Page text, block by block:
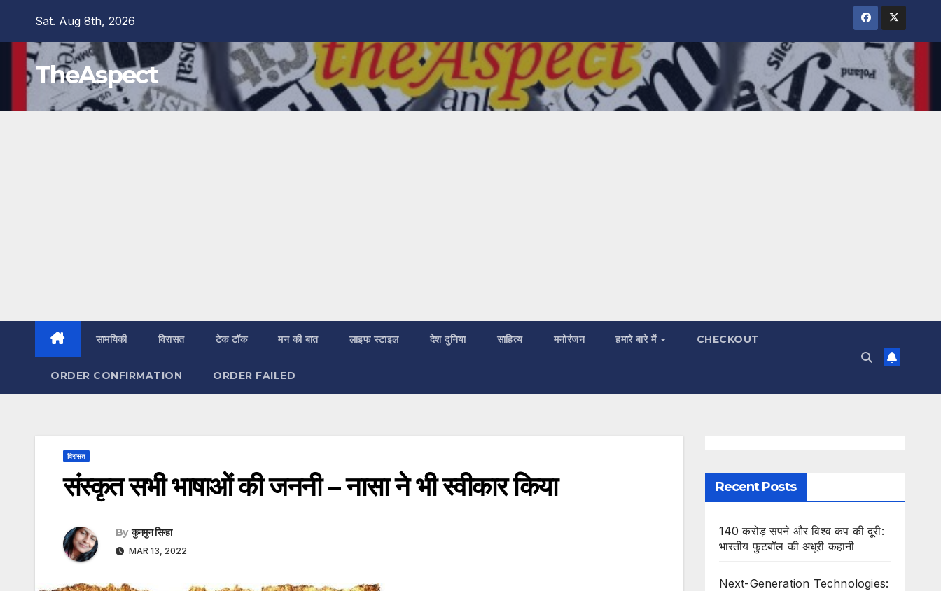
content
Sat. Aug 8th, 2026
TheAspect
सामयिकी विरासत टेक टॉक मन की बात लाइफ स्टाइल देश दुनिया साहित्य मनोरंजन हमारे बारे में CHECKOUT
ORDER CONFIRMATION ORDER FAILED
विरासत
संस्कृत सभी भाषाओं की जननी – नासा ने भी स्वीकार किया
By कुनमुन सिन्हा
MAR 13, 2022
Recent Posts
140 करोड़ सपने और विश्व कप की दूरी:
भारतीय फुटबॉल की अधूरी कहानी
Next-Generation Technologies: